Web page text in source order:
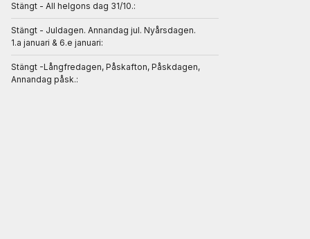
Stängt - All helgons dag 31/10.:
Stängt - Juldagen. Annandag jul. Nyårsdagen.
1.a januari & 6.e januari:
Stängt -Långfredagen, Påskafton, Påskdagen,
Annandag påsk.: